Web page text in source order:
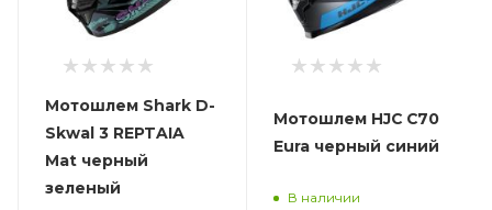
Мотошлем Shark D-
Skwal 3 REPTAIA
Mat черный
зеленый
Мотошлем HJC C70
Eura черный синий
В наличии